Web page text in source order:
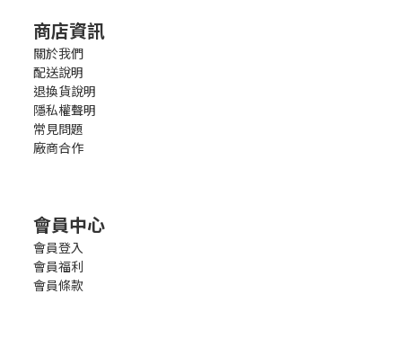
商店資訊
關於我們
配送說明
退換貨說明
隱私權聲明
常見問題
廠商合作
會員中心
會員登入
會員福利
會員條款